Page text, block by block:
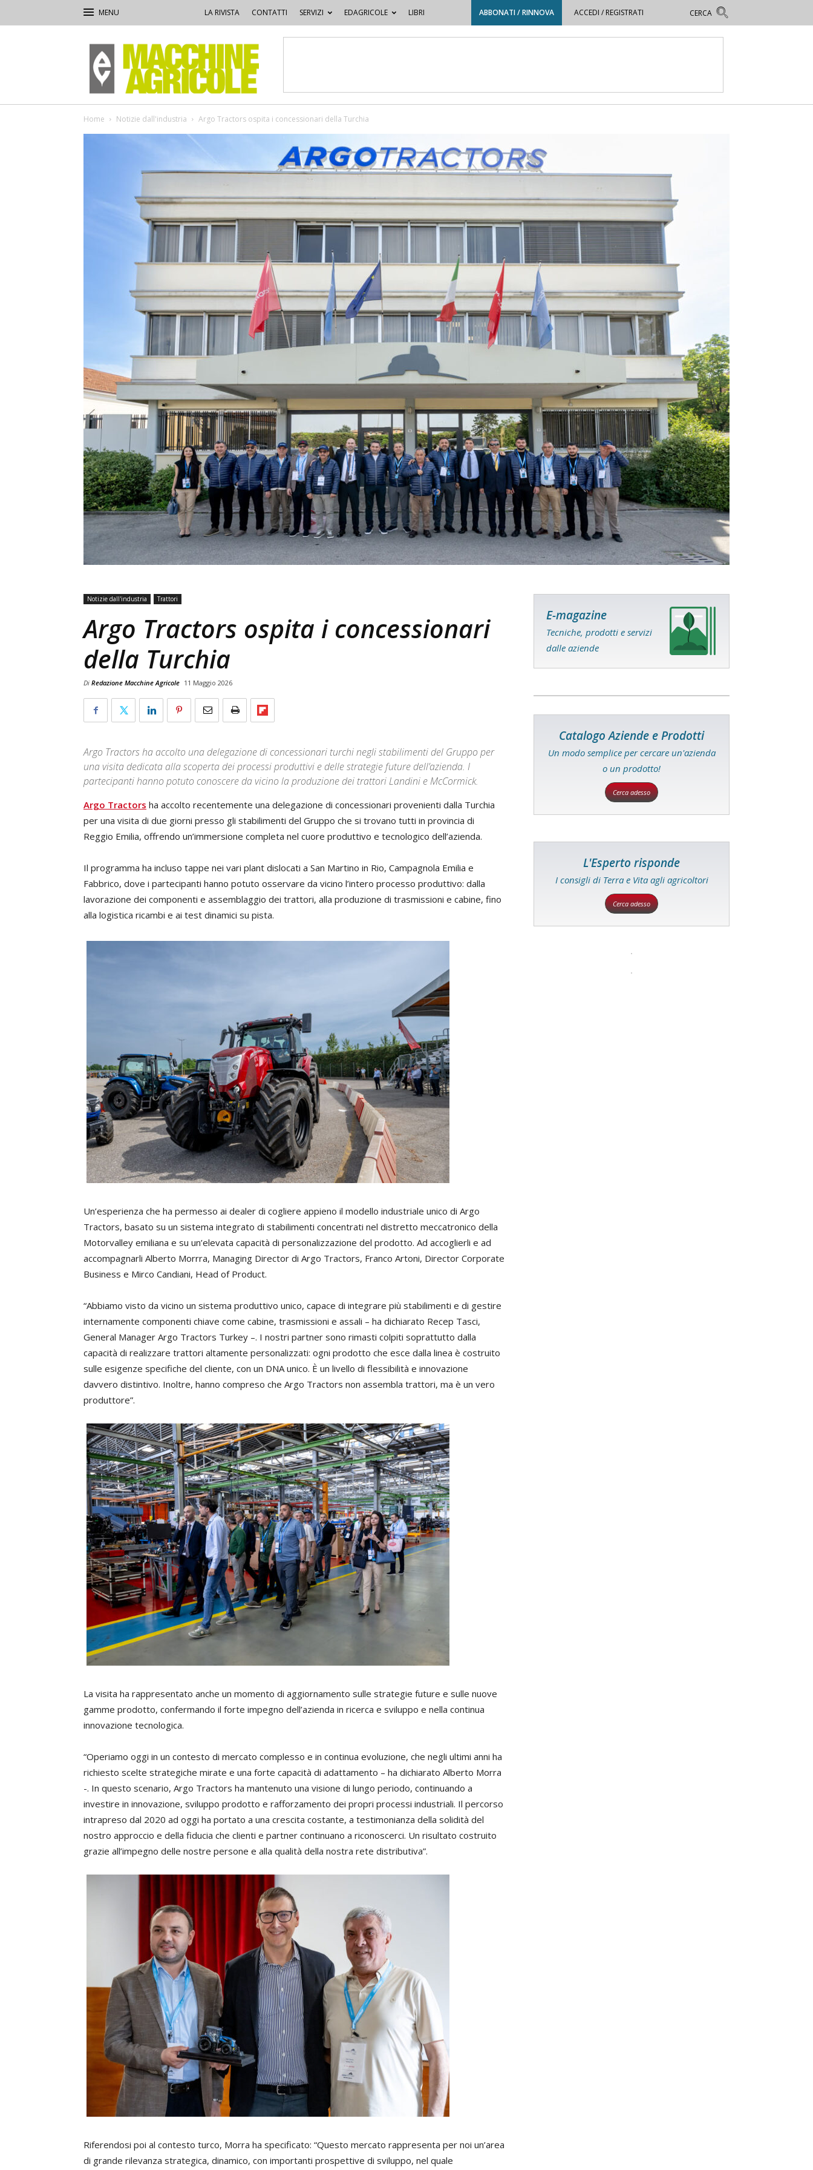
LA RIVISTA CONTATTI SERVIZI EDAGRICOLE LIBRI ABBONATI / RINNOVA ACCEDI / REGISTRATI
Macchine
Agricole
Home Notizie dall'industria Argo Tractors ospita i concessionari della Turchia
Notizie dall'industria Trattori
Argo Tractors ospita i concessionari
della Turchia
Di Redazione Macchine Agricole 11 Maggio 2026
Argo Tractors ha accolto una delegazione di concessionari turchi negli stabilimenti del Gruppo per
una visita dedicata alla scoperta dei processi produttivi e delle strategie future dell’azienda. I
partecipanti hanno potuto conoscere da vicino la produzione dei trattori Landini e McCormick.
Argo Tractors ha accolto recentemente una delegazione di concessionari provenienti dalla Turchia
per una visita di due giorni presso gli stabilimenti del Gruppo che si trovano tutti in provincia di
Reggio Emilia, offrendo un’immersione completa nel cuore produttivo e tecnologico dell’azienda.
Il programma ha incluso tappe nei vari plant dislocati a San Martino in Rio, Campagnola Emilia e
Fabbrico, dove i partecipanti hanno potuto osservare da vicino l’intero processo produttivo: dalla
lavorazione dei componenti e assemblaggio dei trattori, alla produzione di trasmissioni e cabine, fino
alla logistica ricambi e ai test dinamici su pista.
Un’esperienza che ha permesso ai dealer di cogliere appieno il modello industriale unico di Argo
Tractors, basato su un sistema integrato di stabilimenti concentrati nel distretto meccatronico della
Motorvalley emiliana e su un’elevata capacità di personalizzazione del prodotto. Ad accoglierli e ad
accompagnarli Alberto Morrra, Managing Director di Argo Tractors, Franco Artoni, Director Corporate
Business e Mirco Candiani, Head of Product.
“Abbiamo visto da vicino un sistema produttivo unico, capace di integrare più stabilimenti e di gestire
internamente componenti chiave come cabine, trasmissioni e assali – ha dichiarato Recep Tasci,
General Manager Argo Tractors Turkey –. I nostri partner sono rimasti colpiti soprattutto dalla
capacità di realizzare trattori altamente personalizzati: ogni prodotto che esce dalla linea è costruito
sulle esigenze specifiche del cliente, con un DNA unico. È un livello di flessibilità e innovazione
davvero distintivo. Inoltre, hanno compreso che Argo Tractors non assembla trattori, ma è un vero
produttore”.
La visita ha rappresentato anche un momento di aggiornamento sulle strategie future e sulle nuove
gamme prodotto, confermando il forte impegno dell’azienda in ricerca e sviluppo e nella continua
innovazione tecnologica.
“Operiamo oggi in un contesto di mercato complesso e in continua evoluzione, che negli ultimi anni ha
richiesto scelte strategiche mirate e una forte capacità di adattamento – ha dichiarato Alberto Morra
-. In questo scenario, Argo Tractors ha mantenuto una visione di lungo periodo, continuando a
investire in innovazione, sviluppo prodotto e rafforzamento dei propri processi industriali. Il percorso
intrapreso dal 2020 ad oggi ha portato a una crescita costante, a testimonianza della solidità del
nostro approccio e della fiducia che clienti e partner continuano a riconoscerci. Un risultato costruito
grazie all’impegno delle nostre persone e alla qualità della nostra rete distributiva”.
Riferendosi poi al contesto turco, Morra ha specificato: “Questo mercato rappresenta per noi un’area
di grande rilevanza strategica, dinamico, con importanti prospettive di sviluppo, nel quale
E-magazine
Tecniche, prodotti e servizi
dalle aziende
Catalogo Aziende e Prodotti
Un modo semplice per cercare un'azienda
o un prodotto!
Cerca adesso
L'Esperto risponde
I consigli di Terra e Vita agli agricoltori
Cerca adesso